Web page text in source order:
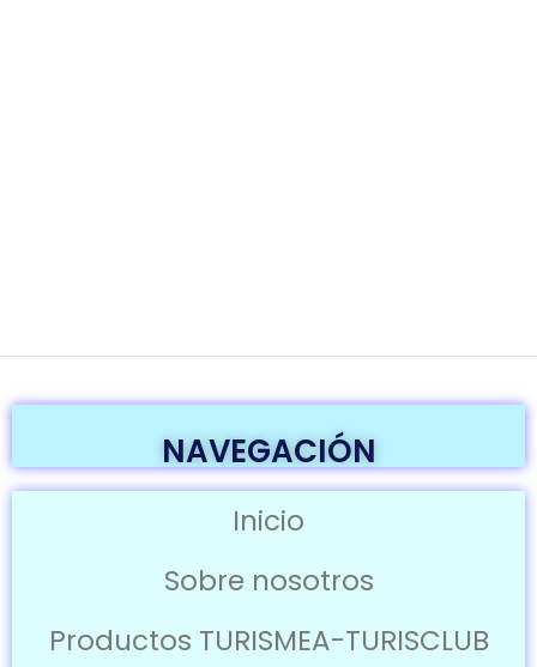
NAVEGACIÓN
Inicio
Sobre nosotros
Productos TURISMEA-TURISCLUB